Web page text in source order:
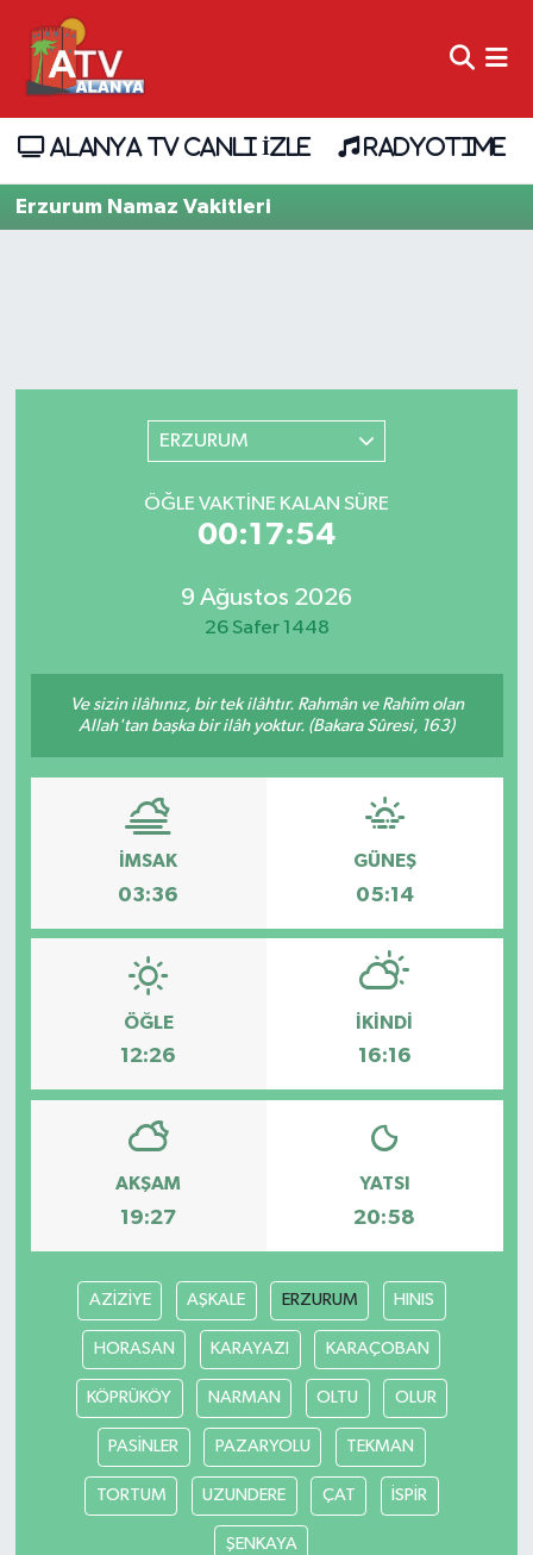
ALANYA TV CANLI İZLE RADYOTIME
Erzurum Namaz Vakitleri
ERZURUM
ÖĞLE VAKTINE KALAN SÜRE
00:17:54
9 Ağustos 2026
26 Safer 1448
Ve sizin ilâhınız, bir tek ilâhtır. Rahmân ve Rahîm olan
Allah'tan başka bir ilâh yoktur. (Bakara Sûresi, 163)
İMSAK
03:36
GÜNEŞ
05:14
ÖĞLE
12:26
İKINDI
16:16
AKŞAM
19:27
YATSI
20:58
AZİZİYE AŞKALE ERZURUM HINIS
HORASAN KARAYAZI KARAÇOBAN
KÖPRÜKÖY NARMAN OLTU OLUR
PASİNLER PAZARYOLU TEKMAN
TORTUM UZUNDERE ÇAT İSPİR
ŞENKAYA